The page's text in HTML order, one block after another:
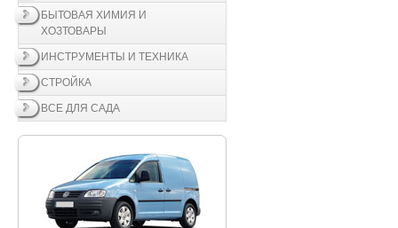
БЫТОВАЯ ХИМИЯ И
ХОЗТОВАРЫ
ИНСТРУМЕНТЫ И ТЕХНИКА
СТРОЙКА
ВСЕ ДЛЯ САДА